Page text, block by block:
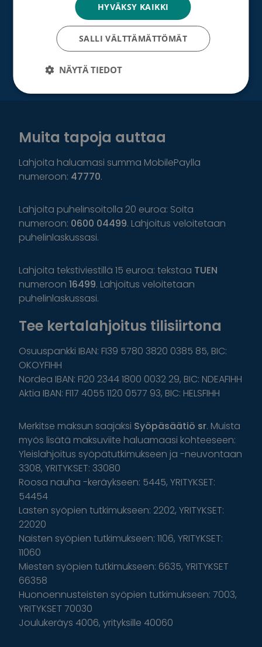
Suurlahjoitus
Yrityksille
Muita tapoja auttaa
Lahjoita haluamasi summa MobilePaylla
numeroon: 47770.
Lahjoita puhelinsoitolla 20 euroa: Soita
numeroon: 0600 04499. Lahjoitus veloitetaan
puhelinlaskussasi.
Lahjoita tekstiviestillä 15 euroa: tekstaa TUEN
numeroon 16499. Lahjoitus veloitetaan
puhelinlaskussasi.
Tee kertalahjoitus tilisiirtona
Osuuspankki IBAN: FI39 5780 3820 0385 85, BIC:
OKOYFIHH
Nordea IBAN: FI20 2344 1800 0032 29, BIC: NDEAFIHH
Aktia IBAN: FI17 4055 1120 0577 93, BIC: HELSFIHH
Merkitse maksun saajaksi Syöpäsäätiö sr. Muista
myös lisätä maksuviite haluamaasi kohteeseen:
Yleislahjoitus syöpätutkimukseen ja -neuvontaan
3308, YRITYKSET: 33080
Roosa nauha -keräykseen: 5445, YRITYKSET:
54454
Lasten syöpien tutkimukseen: 2202, YRITYKSET:
22020
Naisten syöpien tutkimukseen: 1106, YRITYKSET:
11060
Miesten syöpien tutkimukseen: 6635, YRITYKSET
66358
Huonoennusteisten syöpien tutkimukseen: 7003,
YRITYKSET 70030
Joulukeräys 4006, yrityksille 40060
HYVÄKSY KAIKKI
SALLI VÄLTTÄMÄTTÖMÄT
NÄYTÄ TIEDOT